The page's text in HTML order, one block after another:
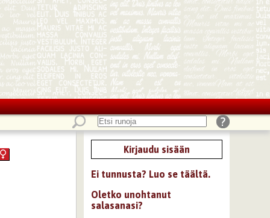
Kirjaudu sisään
Ei tunnusta? Luo se täältä.
Oletko unohtanut
salasanasi?